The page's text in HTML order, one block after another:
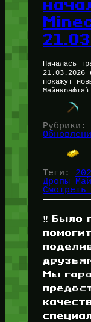
Началась
21.03.2026
покажут
у Вас не…
Рубрики:
Теги:
Дропы
Смотреть
‼️ Было
Мы